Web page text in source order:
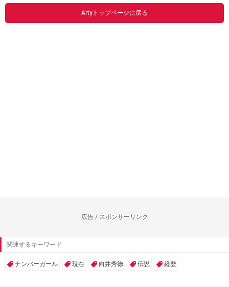
Artyトップページに戻る
広告 / スポンサーリンク
関連するキーワード
ナンバーガール 現在 向井秀徳 伝説 経歴